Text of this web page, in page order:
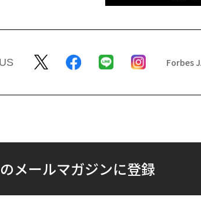
Forbes
メールマガジンに登録